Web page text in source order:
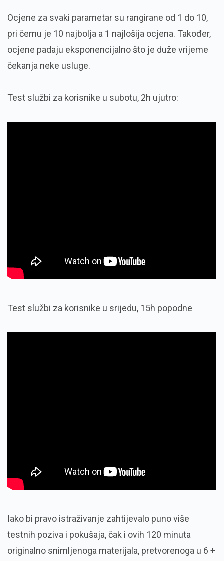
Ocjene za svaki parametar su rangirane od 1 do 10,
pri čemu je 10 najbolja a 1 najlošija ocjena. Također,
ocjene padaju eksponencijalno što je duže vrijeme
čekanja neke usluge.
Test službi za korisnike u subotu, 2h ujutro:
Test službi za korisnike u srijedu, 15h popodne
Iako bi pravo istraživanje zahtijevalo puno više
testnih poziva i pokušaja, čak i ovih 120 minuta
originalno snimljenoga materijala, pretvorenoga u 6 +